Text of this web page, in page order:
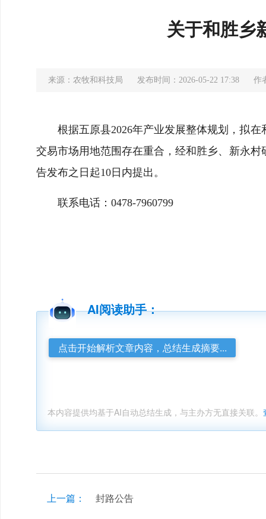
关于和胜乡
来源：农牧和科技局 发布时间：2026-05-22 17:38 作
根据五原县2026年产业发展整体规划，拟
交易市场用地范围存在重合，经和胜乡、新永
告发布之日起10日内提出。
联系电话：0478-7960799
AI阅读助手：
点击开始解析文章内容，总结生成摘要...
本内容提供均基于AI自动总结生成，与主办方无直接关联。
上一篇： 封路公告